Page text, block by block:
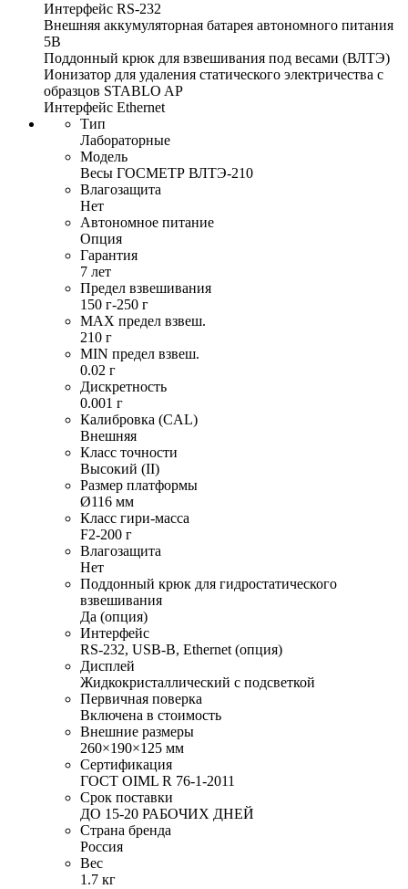
Интерфейс RS-232
Внешняя аккумуляторная батарея автономного питания
5В
Поддонный крюк для взвешивания под весами (ВЛТЭ)
Ионизатор для удаления статического электричества с
образцов STABLO AP
Интерфейс Ethernet
Тип
Лабораторные
Модель
Весы ГОСМЕТР ВЛТЭ-210
Влагозащита
Нет
Автономное питание
Опция
Гарантия
7 лет
Предел взвешивания
150 г-250 г
MAX предел взвеш.
210 г
MIN предел взвеш.
0.02 г
Дискретность
0.001 г
Калибровка (CAL)
Внешняя
Класс точности
Высокий (II)
Размер платформы
Ø116 мм
Класс гири-масса
F2-200 г
Влагозащита
Нет
Поддонный крюк для гидростатического
взвешивания
Да (опция)
Интерфейс
RS-232, USB-B, Ethernet (опция)
Дисплей
Жидкокристаллический с подсветкой
Первичная поверка
Включена в стоимость
Внешние размеры
260×190×125 мм
Сертификация
ГОСТ OIML R 76-1-2011
Срок поставки
ДО 15-20 РАБОЧИХ ДНЕЙ
Страна бренда
Россия
Вес
1.7 кг